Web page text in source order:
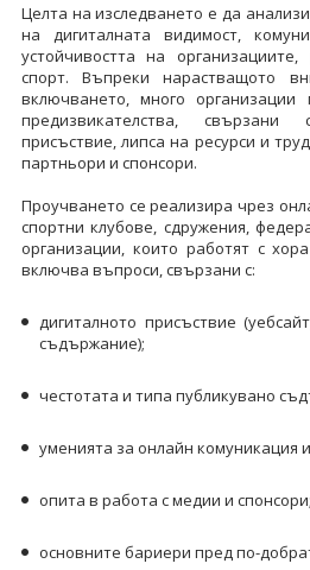
Целта на изследването е да
на дигиталната видимост,
устойчивостта на
спорт. Въпреки нарастващото
включването, много
предизвикателства,
присъствие, липса на ресурси и
партньори и спонсори.
Проучването се реализира чрез
спортни клубове, сдружения,
организации, които работят с
включва въпроси, свързани с:
дигиталното присъствие
съдържание);
честотата и типа публикувано
уменията за онлайн комуникация
опита в работа с медии и спонсори;
основните бариери пред по-